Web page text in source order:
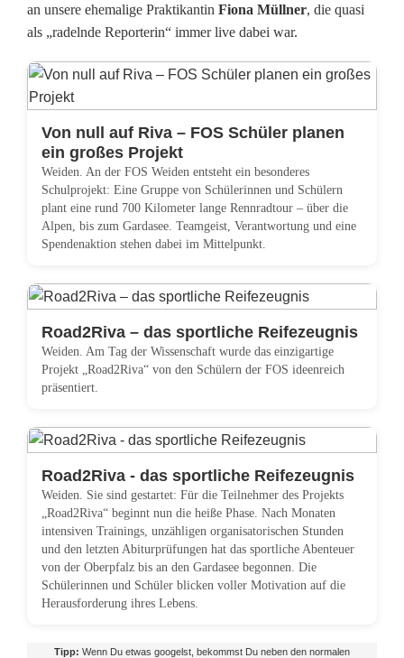
an unsere ehemalige Praktikantin Fiona Müllner, die quasi
als „radelnde Reporterin“ immer live dabei war.
Von null auf Riva – FOS Schüler planen
ein großes Projekt
Weiden. An der FOS Weiden entsteht ein besonderes
Schulprojekt: Eine Gruppe von Schülerinnen und Schülern
plant eine rund 700 Kilometer lange Rennradtour – über die
Alpen, bis zum Gardasee. Teamgeist, Verantwortung und eine
Spendenaktion stehen dabei im Mittelpunkt.
Road2Riva – das sportliche Reifezeugnis
Weiden. Am Tag der Wissenschaft wurde das einzigartige
Projekt „Road2Riva“ von den Schülern der FOS ideenreich
präsentiert.
Road2Riva - das sportliche Reifezeugnis
Weiden. Sie sind gestartet: Für die Teilnehmer des Projekts
„Road2Riva“ beginnt nun die heiße Phase. Nach Monaten
intensiven Trainings, unzähligen organisatorischen Stunden
und den letzten Abiturprüfungen hat das sportliche Abenteuer
von der Oberpfalz bis an den Gardasee begonnen. Die
Schülerinnen und Schüler blicken voller Motivation auf die
Herausforderung ihres Lebens.
Tipp: Wenn Du etwas googelst, bekommst Du neben den normalen